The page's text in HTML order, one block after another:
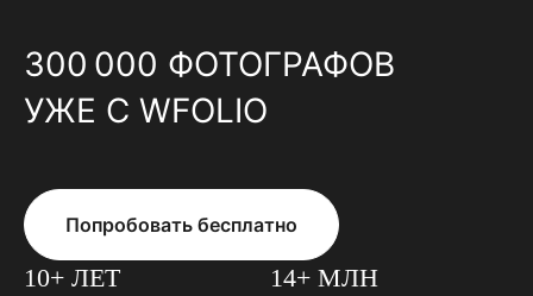
300 000 ФОТОГРАФОВ
УЖЕ С WFOLIO
Попробовать бесплатно
10+ ЛЕТ 14+ МЛН